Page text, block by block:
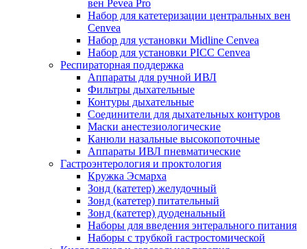
вен Pevea Pro
Набор для катетеризации центральных вен
Cenvea
Набор для установки Midline Cenvea
Набор для установки PICC Cenvea
Респираторная поддержка
Аппараты для ручной ИВЛ
Фильтры дыхательные
Контуры дыхательные
Соединители для дыхательных контуров
Маски анестезиологические
Канюли назальные высокопоточные
Аппараты ИВЛ пневматические
Гастроэнтерология и проктология
Кружка Эсмарха
Зонд (катетер) желудочный
Зонд (катетер) питательный
Зонд (катетер) дуоденальный
Наборы для введения энтерального питания
Наборы с трубкой гастростомической